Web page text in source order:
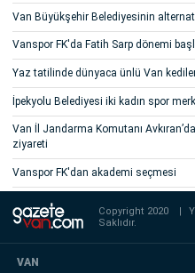
Van Büyükşehir Belediyesinin
Vanspor FK'da Fatih Sarp dönemi
Yaz tatilinde dünyaca ünlü Van
İpekyolu Belediyesi iki kadın spor
Van İl Jandarma Komutanı
ziyareti
Vanspor FK'dan akademi seçmesi
Copyright 2020 |
Saklıdır.
VAN